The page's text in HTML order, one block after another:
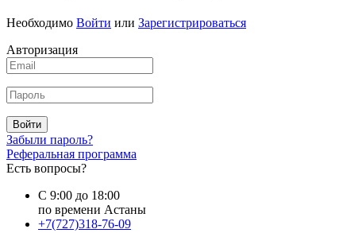
Необходимо Войти или Зарегистрироваться
Авторизация
Войти
Забыли пароль?
Реферальная программа
Есть вопросы?
С 9:00 до 18:00
по времени Астаны
+7(727)318-76-09